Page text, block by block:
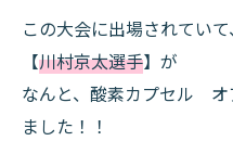
この大会に出場されてい
【川村京太選手】が
なんと、酸素カプセル オ
ました！！